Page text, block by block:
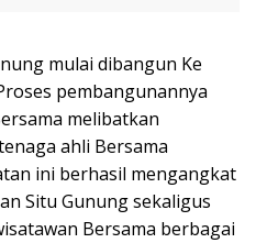
mulai dibangun Ke
pembangunannya
melibatkan
ahli Bersama
ini berhasil mengangkat
Situ Gunung sekaligus
Bersama berbagai